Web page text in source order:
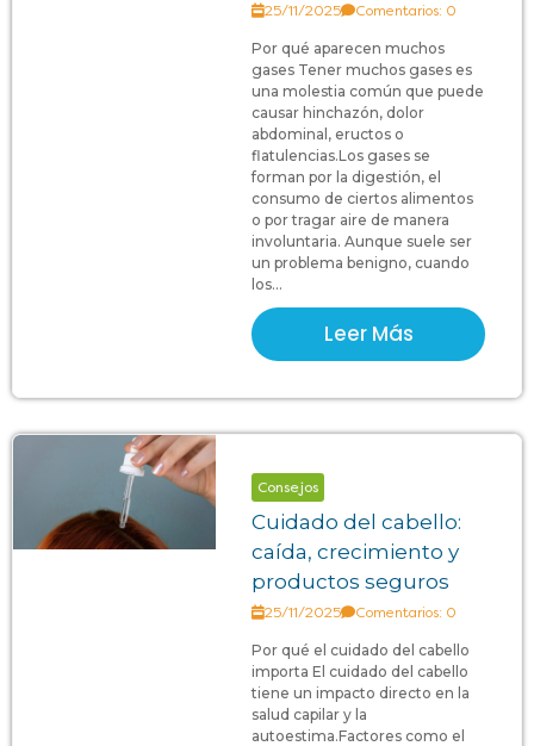
25/11/2025 Comentarios: 0
Por qué aparecen muchos
gases Tener muchos gases es
una molestia común que puede
causar hinchazón, dolor
abdominal, eructos o
flatulencias.Los gases se
forman por la digestión, el
consumo de ciertos alimentos
o por tragar aire de manera
involuntaria. Aunque suele ser
un problema benigno, cuando
los...
Leer Más
Consejos
Cuidado del cabello:
caída, crecimiento y
productos seguros
25/11/2025 Comentarios: 0
Por qué el cuidado del cabello
importa El cuidado del cabello
tiene un impacto directo en la
salud capilar y la
autoestima.Factores como el